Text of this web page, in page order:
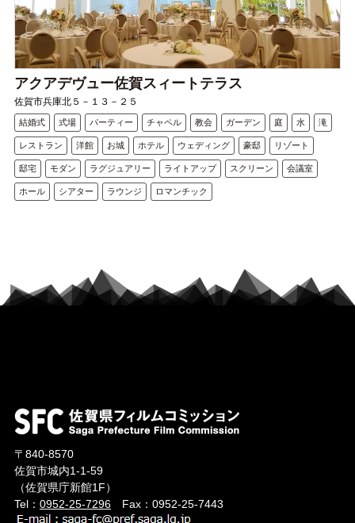
アクアデヴュー佐賀スィートテラス
佐賀市兵庫北５－１３－２５
結婚式 式場 パーティー チャペル 教会 ガーデン 庭 水 滝
レストラン 洋館 お城 ホテル ウェディング 豪邸 リゾート
邸宅 モダン ラグジュアリー ライトアップ スクリーン 会議室
ホール シアター ラウンジ ロマンチック
〒840-8570
佐賀市城内1-1-59
（佐賀県庁新館1F）
Tel： 0952-25-7296Fax：0952-25-7443